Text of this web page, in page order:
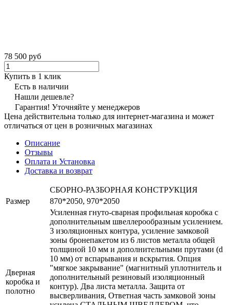
78 500 руб
Купить в 1 клик
Есть в наличии
Нашли дешевле?
Гарантия! Уточняйте у менеджеров
Цена действительна только для интернет-магазина и может
отличаться от цен в розничных магазинах
Описание
Отзывы
Оплата и Установка
Доставка и возврат
СБОРНО-РАЗБОРНАЯ КОНСТРУКЦИЯ
Размер
870*2050, 970*2050
Дверная
коробка и
полотно
Усиленная гнуто-сварная профильная коробка с
дополнительным швеллерообразным усилением.
3 изоляционных контура, усиление замковой
зоны бронепакетом из 6 листов металла общей
толщиной 10 мм и дополнительными прутами (d
10 мм) от вспарывания и вскрытия. Опция
"мягкое закрывание" (магнитный уплотнитель и
дополнительный резиновый изоляционный
контур). Два листа металла. Защита от
высверливания, Ответная часть замковой зоны